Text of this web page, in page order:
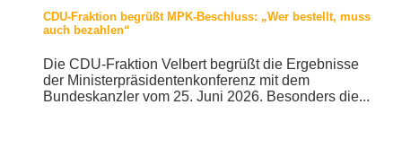
CDU-Fraktion begrüßt MPK-Beschluss: „Wer bestellt, muss
auch bezahlen“
Die CDU-Fraktion Velbert begrüßt die Ergebnisse
der Ministerpräsidentenkonferenz mit dem
Bundeskanzler vom 25. Juni 2026. Besonders die...